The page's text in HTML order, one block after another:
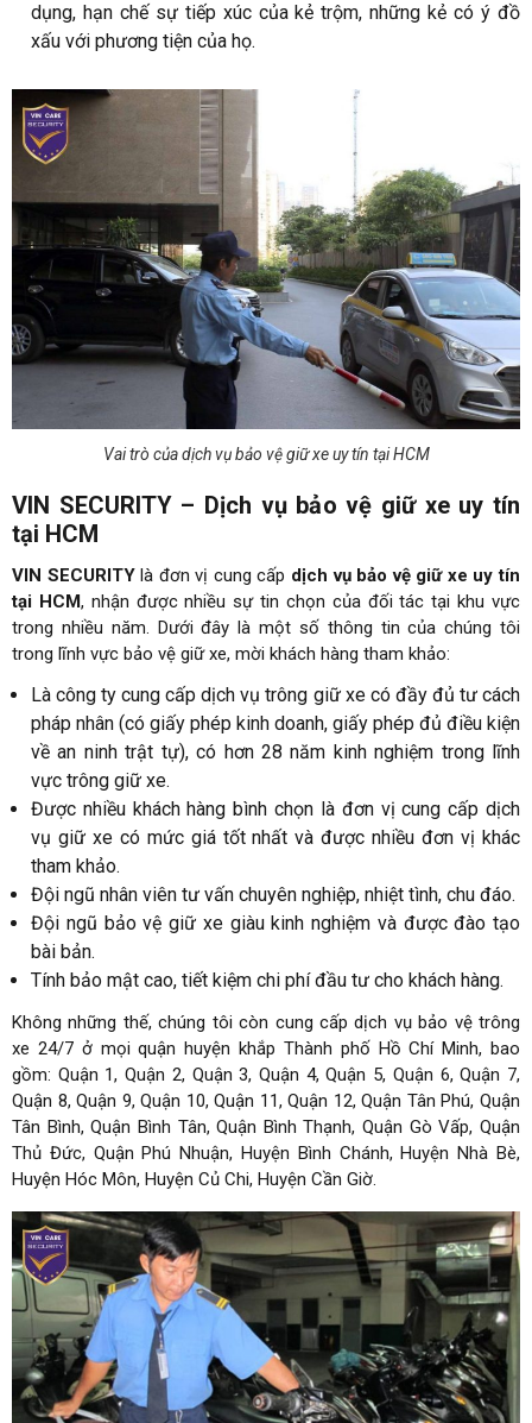
dụng, hạn chế sự tiếp xúc của kẻ trộm, những kẻ có ý đồ
xấu với phương tiện của họ.
Vai trò của dịch vụ bảo vệ giữ xe uy tín tại HCM
VIN SECURITY – Dịch vụ bảo vệ giữ xe uy tín
tại HCM
VIN SECURITYlà đơn vị cung cấp dịch vụ bảo vệ giữ xe uy tín
tại HCM, nhận được nhiều sự tin chọn của đối tác tại khu vực
trong nhiều năm. Dưới đây là một số thông tin của chúng tôi
trong lĩnh vực bảo vệ giữ xe, mời khách hàng tham khảo:
Là công ty cung cấp dịch vụ trông giữ xe có đầy đủ tư cách
pháp nhân (có giấy phép kinh doanh, giấy phép đủ điều kiện
về an ninh trật tự), có hơn 28 năm kinh nghiệm trong lĩnh
vực trông giữ xe.
Được nhiều khách hàng bình chọn là đơn vị cung cấp dịch
vụ giữ xe có mức giá tốt nhất và được nhiều đơn vị khác
tham khảo.
Đội ngũ nhân viên tư vấn chuyên nghiệp, nhiệt tình, chu đáo.
Đội ngũ bảo vệ giữ xe giàu kinh nghiệm và được đào tạo
bài bản.
Tính bảo mật cao, tiết kiệm chi phí đầu tư cho khách hàng.
Không những thế, chúng tôi còn cung cấp dịch vụ bảo vệ trông
xe 24/7 ở mọi quận huyện khắp Thành phố Hồ Chí Minh, bao
gồm: Quận 1, Quận 2, Quận 3, Quận 4, Quận 5, Quận 6, Quận 7,
Quận 8, Quận 9, Quận 10, Quận 11, Quận 12, Quận Tân Phú, Quận
Tân Bình, Quận Bình Tân, Quận Bình Thạnh, Quận Gò Vấp, Quận
Thủ Đức, Quận Phú Nhuận, Huyện Bình Chánh, Huyện Nhà Bè,
Huyện Hóc Môn, Huyện Củ Chi, Huyện Cần Giờ.